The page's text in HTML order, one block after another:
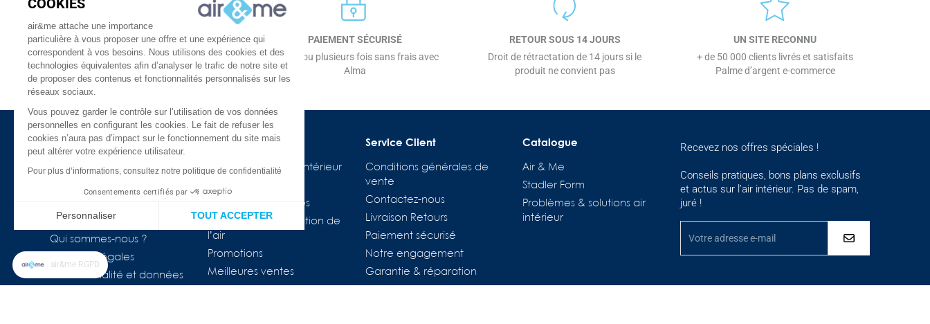
LIVRAISON GRATUITE
À partir de 30€
En 24 ou 48h chez vous
PAIEMENT SÉCURISÉ
En une ou plusieurs fois sans frais avec
Alma
RETOUR SOUS 14 JOURS
Droit de rétractation de 14 jours si le
produit ne convient pas
UN SITE RECONNU
+ de 50 000 clients livrés et satisfaits
Palme d’argent e-commerce
à propos d'air&me
La société
Avis Clients ★★★★★
Qui sommes-nous ?
Mentions légales
Confidentialité et données
Besoin d'aide ?
Nos guides de l'air intérieur
Lexique
Appareils connectés
COVID-19 & purification de
l’air
Promotions
Meilleures ventes
Service Client
Conditions générales de
vente
Contactez-nous
Livraison Retours
Paiement sécurisé
Notre engagement
Garantie & réparation
Catalogue
Air & Me
Stadler Form
Problèmes & solutions air
intérieur
Recevez nos offres spéciales !
Conseils pratiques, bons plans exclusifs
et actus sur l’air intérieur. Pas de spam,
juré !
air&me attache une importance
particulière à vous proposer une offre et une expérience qui
correspondent à vos besoins. Nous utilisons des cookies et des
technologies équivalentes afin d’analyser le trafic de notre site et
de proposer des contenus et fonctionnalités personnalisés sur les
réseaux sociaux.
Vous pouvez garder le contrôle sur l’utilisation de vos données
personnelles en configurant les cookies. Le fait de refuser les
cookies n’aura pas d’impact sur le fonctionnement du site mais
peut altérer votre expérience utilisateur.
Pour plus d’informations, consultez notre politique de confidentialité
Consentements certifiés par
Personnaliser TOUT ACCEPTER
Axeptio consent
Plateforme de Gestion du Consentement : Personnalisez vos Options
Notre plateforme vous permet d'adapter et de gérer vos paramètres de confidentialité, en garantissant la conformité avec les réglementations. Personnalisez vos préférences pour contrôler la
air&me RGPD